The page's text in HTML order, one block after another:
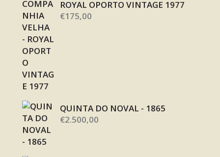
ROYAL OPORTO VINTAGE 1977
€175,00
QUINTA DO NOVAL - 1865
€2.500,00